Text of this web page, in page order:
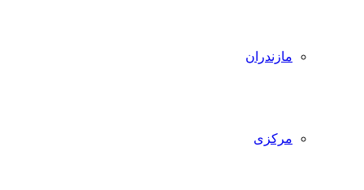
مازندران
مرکزی